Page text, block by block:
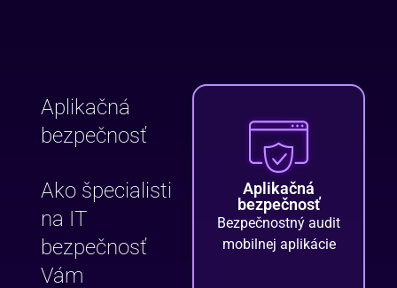
Aplikačná
bezpečnosť
Ako špecialisti
na IT
bezpečnosť
Vám
Aplikačná
bezpečnosť
Bezpečnostný audit
mobilnej aplikácie